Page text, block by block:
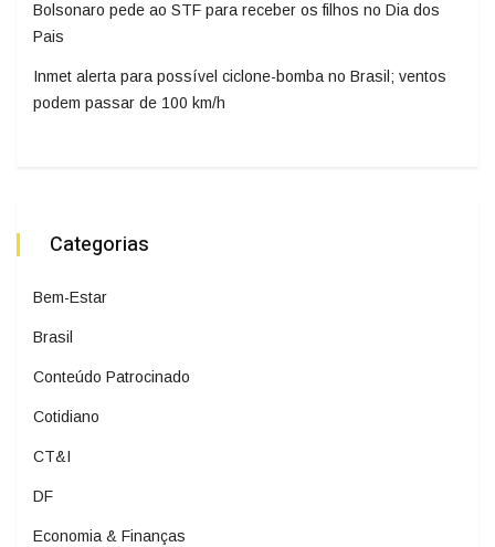
Bolsonaro pede ao STF para receber os filhos no Dia dos
Pais
Inmet alerta para possível ciclone-bomba no Brasil; ventos
podem passar de 100 km/h
Categorias
Bem-Estar
Brasil
Conteúdo Patrocinado
Cotidiano
CT&I
DF
Economia & Finanças